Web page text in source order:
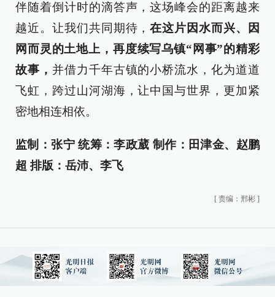
伴随着倒计时的滴答声，这场峰会的距离越来
越近。让我们共同期待，在这片因水而兴、因
网而灵的土地上，再度续写乌镇“网事”的精彩
故事 ， 并借力千年古镇的小桥流水，化为道道
飞虹，跨过山河湖海，让中国与世界，更加紧
密地相连相依。
监制：张宁 统筹：李政葳 制作：田津金、赵鹏
超 排版：岳沛、李飞
[ 责编：邢彬 ]